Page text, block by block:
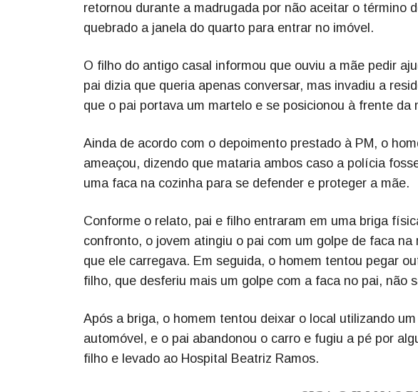
retornou durante a madrugada por não aceitar o término
quebrado a janela do quarto para entrar no imóvel.
O filho do antigo casal informou que ouviu a mãe pedir
pai dizia que queria apenas conversar, mas invadiu a
que o pai portava um martelo e se posicionou à frente da
Ainda de acordo com o depoimento prestado à PM, o
ameaçou, dizendo que mataria ambos caso a polícia
uma faca na cozinha para se defender e proteger a mãe.
Conforme o relato, pai e filho entraram em uma briga
confronto, o jovem atingiu o pai com um golpe de faca
que ele carregava. Em seguida, o homem tentou pegar
filho, que desferiu mais um golpe com a faca no pai, não
Após a briga, o homem tentou deixar o local utilizando
automóvel, e o pai abandonou o carro e fugiu a pé por
filho e levado ao Hospital Beatriz Ramos.